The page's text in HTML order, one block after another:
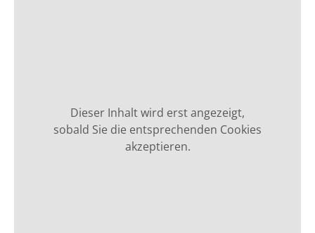
Dieser Inhalt wird erst angezeigt,
sobald Sie die entsprechenden Cookies
akzeptieren.